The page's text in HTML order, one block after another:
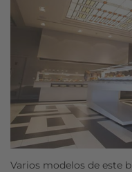
Varios modelos de este